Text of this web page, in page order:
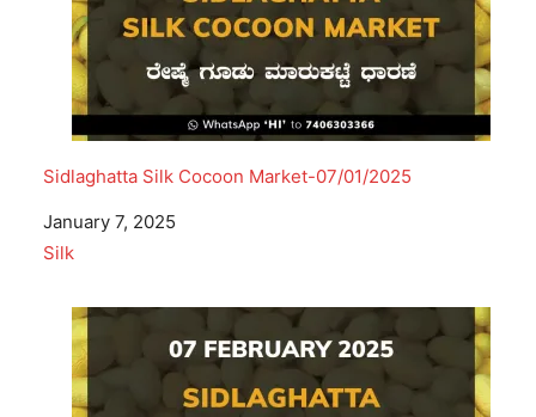
Sidlaghatta Silk Cocoon Market-07/01/2025
Date
January 7, 2025
In relation to
Silk